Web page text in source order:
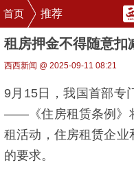
首页 推荐
租房押金不得随意扣
西西新闻 @ 2025-09-11 08:21
9月15日，我国首部专
——《住房租赁条例》
租活动，住房租赁企业
的要求。